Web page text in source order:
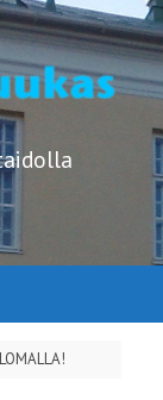
LOMALLA!